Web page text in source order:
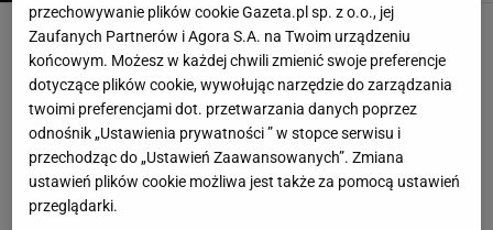
Ciasto z popularnymi wafelkami. Krem,
chrupiące kawałki i owocowy akcent
Nie pizza i nie zapiekanka. Gruziński hit
rozpieści podniebienie
przechowywanie plików cookie Gazeta.pl sp. z o.o., jej
Zaufanych Partnerów i Agora S.A. na Twoim urządzeniu
końcowym. Możesz w każdej chwili zmienić swoje preferencje
dotyczące plików cookie, wywołując narzędzie do zarządzania
twoimi preferencjami dot. przetwarzania danych poprzez
odnośnik „Ustawienia prywatności ” w stopce serwisu i
przechodząc do „Ustawień Zaawansowanych”. Zmiana
ustawień plików cookie możliwa jest także za pomocą ustawień
przeglądarki.